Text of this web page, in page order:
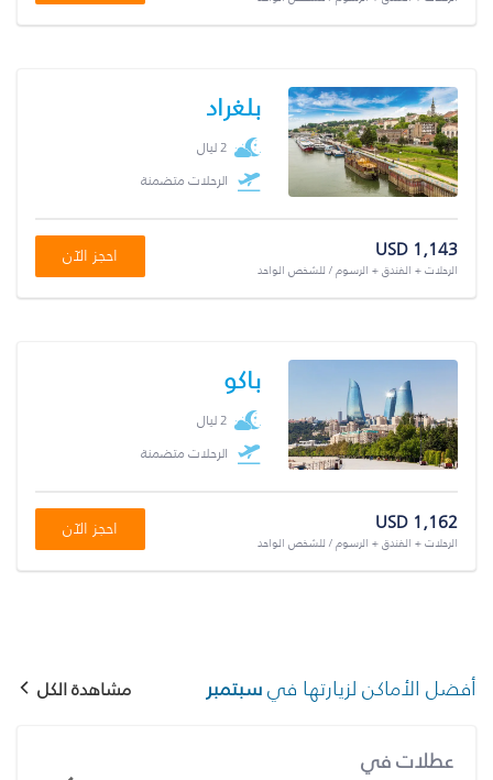
بلغراد
2 ليال
الرحلات متضمنة
USD 1,143
الرحلات + الفندق + الرسوم / للشخص الواحد
احجز الآن
باكو
2 ليال
الرحلات متضمنة
USD 1,162
الرحلات + الفندق + الرسوم / للشخص الواحد
احجز الآن
أفضل الأماكن لزيارتها فيسبتمبر مشاهدة الكل
عطلات في